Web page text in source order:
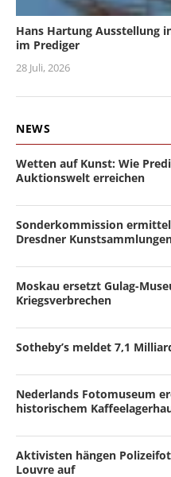
Hans Hartung Ausstellung
im Prediger
28 Juli, 2026
NEWS
Wetten auf Kunst: Wie
Auktionswelt erreichen
Sonderkommission
Dresdner
Moskau ersetzt Gulag-
Kriegsverbrechen
Sotheby’s meldet 7,1
Nederlands Fotomuseum
historischem
Aktivisten hängen
Louvre auf